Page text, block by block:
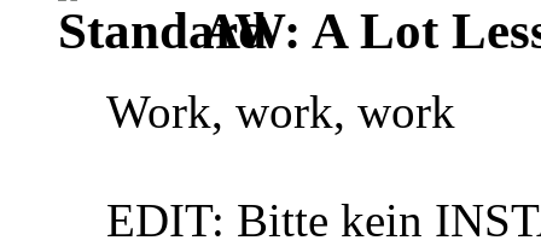
AW: A Lot
Work, work, work
EDIT: Bitte kein